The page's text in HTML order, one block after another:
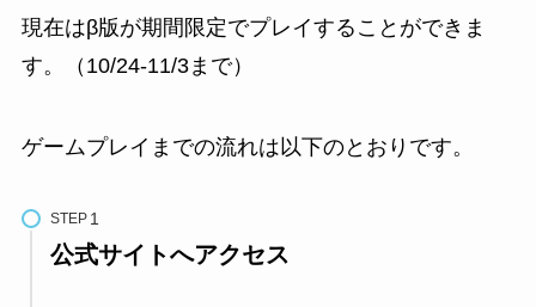
現在はβ版が期間限定でプレイすることができま
す。（10/24-11/3まで）
ゲームプレイまでの流れは以下のとおりです。
STEP
公式サイトへアクセス